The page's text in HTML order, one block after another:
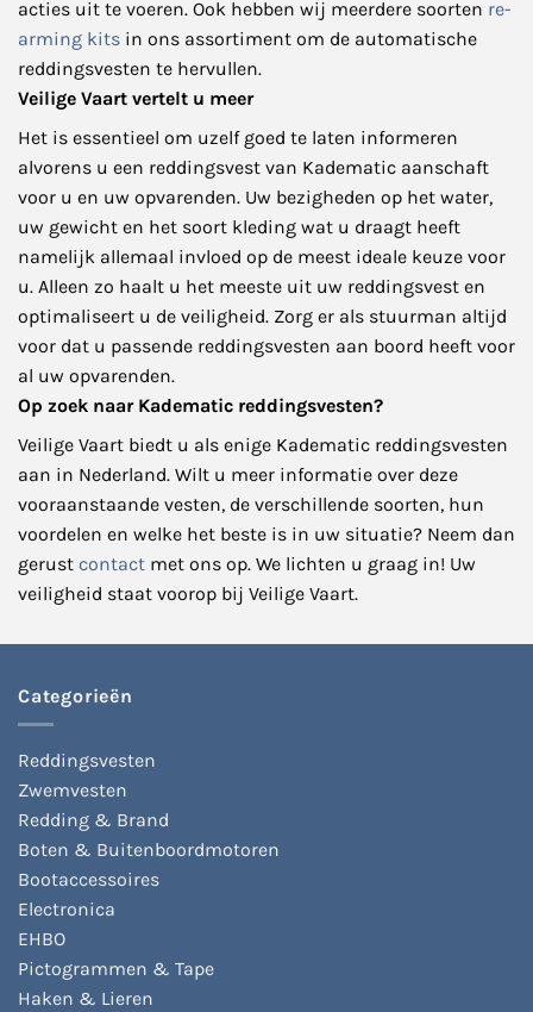
acties uit te voeren. Ook hebben wij meerdere soorten re-
arming kits in ons assortiment om de automatische
reddingsvesten te hervullen.
Veilige Vaart vertelt u meer
Het is essentieel om uzelf goed te laten informeren
alvorens u een reddingsvest van Kadematic aanschaft
voor u en uw opvarenden. Uw bezigheden op het water,
uw gewicht en het soort kleding wat u draagt heeft
namelijk allemaal invloed op de meest ideale keuze voor
u. Alleen zo haalt u het meeste uit uw reddingsvest en
optimaliseert u de veiligheid. Zorg er als stuurman altijd
voor dat u passende reddingsvesten aan boord heeft voor
al uw opvarenden.
Op zoek naar Kadematic reddingsvesten?
Veilige Vaart biedt u als enige Kadematic reddingsvesten
aan in Nederland. Wilt u meer informatie over deze
vooraanstaande vesten, de verschillende soorten, hun
voordelen en welke het beste is in uw situatie? Neem dan
gerust contact met ons op. We lichten u graag in! Uw
veiligheid staat voorop bij Veilige Vaart.
Categorieën
Reddingsvesten
Zwemvesten
Redding & Brand
Boten & Buitenboordmotoren
Bootaccessoires
Electronica
EHBO
Pictogrammen & Tape
Haken & Lieren